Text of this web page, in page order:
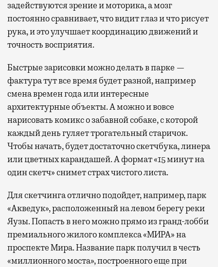
задействуются зрение и моторика, а мозг
постоянно сравнивает, что видит глаз и что рисует
рука, и это улучшает координацию движений и
точность восприятия.
Быстрые зарисовки можно делать в парке —
фактура тут все время будет разной, например
смена времен года или интересные
архитектурные объекты. А можно и вовсе
нарисовать комикс о забавной собаке, с которой
каждый день гуляет трогательный старичок.
Чтобы начать, будет достаточно скетчбука, линера
или цветных карандашей. А формат «15 минут на
один скетч» снимет страх чистого листа.
Для скетчинга отлично подойдет, например, парк
«Акведук», расположенный на левом берегу реки
Яузы. Попасть в него можно прямо из гранд-лобби
премиального жилого комплекса «МИРА» на
проспекте Мира. Название парк получил в честь
«миллионного моста», построенного еще при